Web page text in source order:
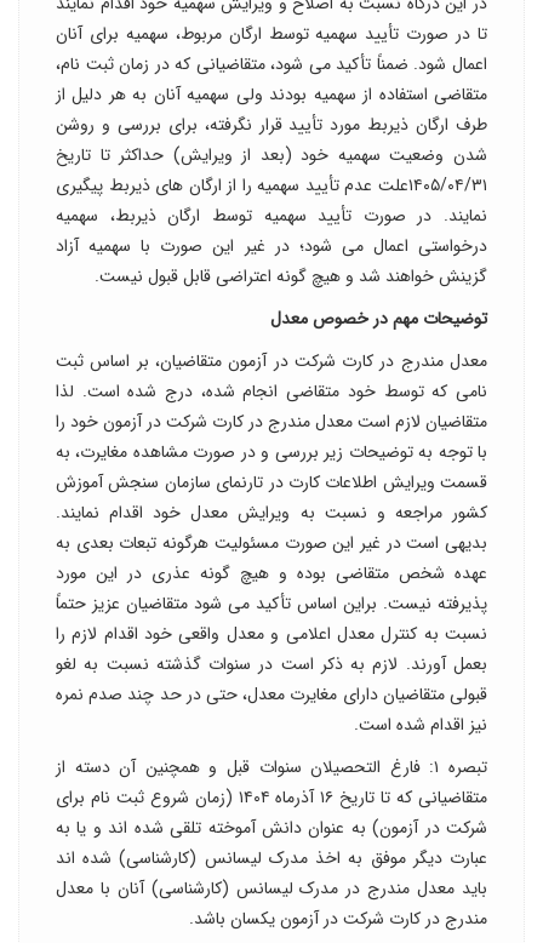
تا در صورت تأیید سهمیه توسط ارگان مربوط، سهمیه برای آنان
اعمال شود. ضمناً تأکید می شود، متقاضیانی که در زمان ثبت نام،
متقاضی استفاده از سهمیه بودند ولی سهمیه آنان به هر دلیل از
طرف ارگان ذیربط مورد تأیید قرار نگرفته، برای بررسی و روشن
شدن وضعیت سهمیه خود (بعد از ویرایش) حداکثر تا تاریخ
۱۴۰۵/۰۴/۳۱علت عدم تأیید سهمیه را از ارگان های ذیربط پیگیری
نمایند. در صورت تأیید سهمیه توسط ارگان ذیربط، سهمیه
درخواستی اعمال می شود؛ در غیر این صورت با سهمیه آزاد
گزینش خواهند شد و هیچ گونه اعتراضی قابل قبول نیست.
توضیحات مهم در خصوص معدل
معدل مندرج در کارت شرکت در آزمون متقاضیان، بر اساس ثبت
نامی که توسط خود متقاضی انجام شده، درج شده است. لذا
متقاضیان لازم است معدل مندرج در کارت شرکت در آزمون خود را
با توجه به توضیحات زیر بررسی و در صورت مشاهده مغایرت، به
قسمت ویرایش اطلاعات کارت در تارنمای سازمان سنجش آموزش
کشور مراجعه و نسبت به ویرایش معدل خود اقدام نمایند.
بدیهی است در غیر این صورت مسئولیت هرگونه تبعات بعدی به
عهده شخص متقاضی بوده و هیچ گونه عذری در این مورد
پذیرفته نیست. براین اساس تأکید می شود متقاضیان عزیز حتماً
نسبت به کنترل معدل اعلامی و معدل واقعی خود اقدام لازم را
بعمل آورند. لازم به ذکر است در سنوات گذشته نسبت به لغو
قبولی متقاضیان دارای مغایرت معدل، حتی در حد چند صدم نمره
نیز اقدام شده است.
تبصره ۱: فارغ التحصیلان سنوات قبل و همچنین آن دسته از
متقاضیانی که تا تاریخ ۱۶ آذرماه ۱۴۰۴ (زمان شروع ثبت نام برای
شرکت در آزمون) به عنوان دانش آموخته تلقی شده اند و یا به
عبارت دیگر موفق به اخذ مدرک لیسانس (کارشناسی) شده اند
باید معدل مندرج در مدرک لیسانس (کارشناسی) آنان با معدل
مندرج در کارت شرکت در آزمون یکسان باشد.